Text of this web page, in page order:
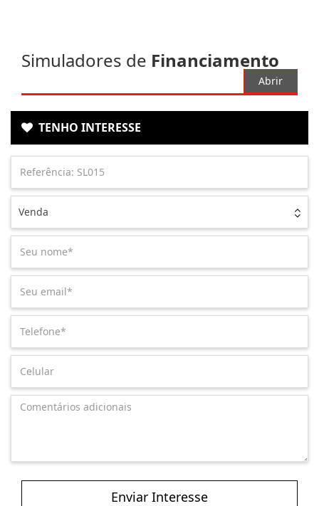
Simuladores de Financiamento
Abrir
TENHO INTERESSE
Venda
Enviar Interesse